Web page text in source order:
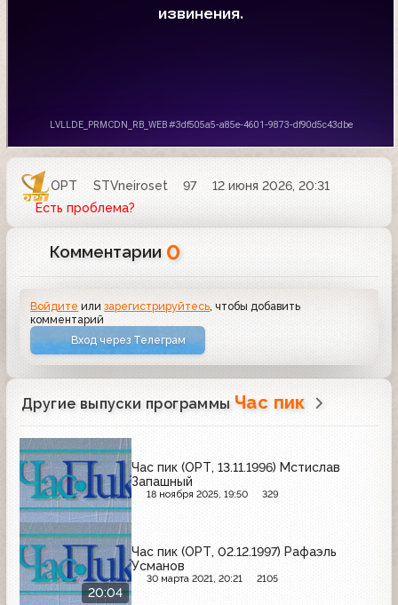
ОРТ STVneiroset 97
12 июня 2026, 20:31
Есть проблема?
Комментарии 0
Войдите илизарегистрируйтесь , чтобы добавить
комментарий
Вход через Телеграм
Другие выпуски программы Час пик
Час пик (ОРТ, 13.11.1996) Мстислав
Запашный
18 ноября 2025, 19:50 329
20:04
Час пик (ОРТ, 02.12.1997) Рафаэль
Усманов
30 марта 2021, 20:21 2105